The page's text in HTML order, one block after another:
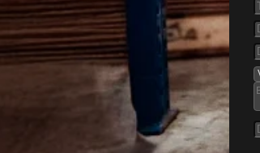
at opdage i
tekstiler og
vokse, hvis
i områder
brugen af rum